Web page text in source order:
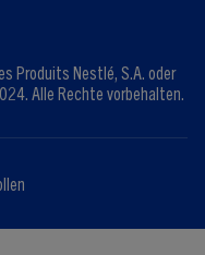
Produits Nestlé, S.A. oder
Alle Rechte vorbehalten.